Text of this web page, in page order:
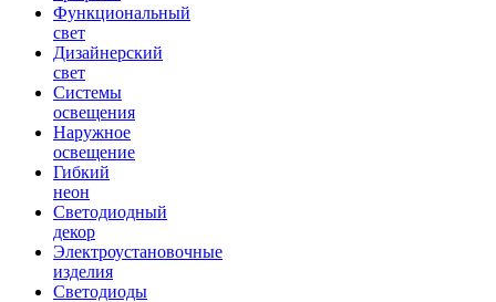
Функциональный
свет
Дизайнерский
свет
Системы
освещения
Наружное
освещение
Гибкий
неон
Светодиодный
декор
Электроустановочные
изделия
Светодиоды